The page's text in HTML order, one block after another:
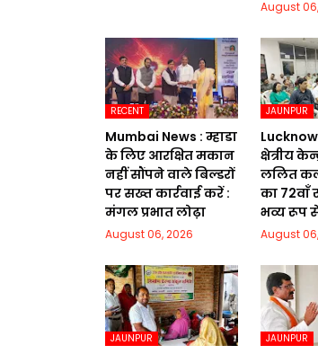
August
RECENT
Mumbai News : म्हाडा
के लिए आरक्षित मकान
नहीं सौंपने वाले बिल्डरों
पर सख्त कार्रवाई करें :
मंगल प्रभात लोढ़ा
August 06, 2026
JAUNPUR
क्षेत्रीय
ललित
का 72वाॅं
भव्य रूप
August
JAUNPUR JAUNPUR